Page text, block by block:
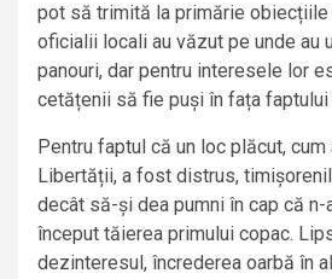
pot să trimită la primărie obiecțiile
oficialii locali au văzut pe unde au
panouri, dar pentru interesele lor
cetățenii să fie puși în fața faptului
Pentru faptul că un loc plăcut,
Libertății, a fost distrus,
decât să-și dea pumni în cap că n-
început tăierea primului copac.
dezinteresul, încrederea oarbă în